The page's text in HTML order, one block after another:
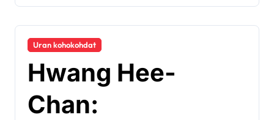
Uran kohokohdat
Hwang Hee-
Chan: